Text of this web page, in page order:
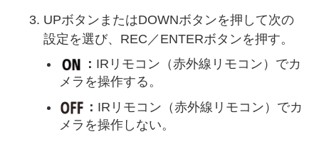
UPボタンまたはDOWNボタンを押して次の
設定を選び、REC／ENTERボタンを押す。
： IRリモコン（赤外線リモコン）でカ
メラを操作する。
： IRリモコン（赤外線リモコン）でカ
メラを操作しない。